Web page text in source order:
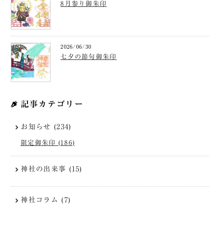
8月参り御朱印
2026/06/30
七夕の節句御朱印
記事カテゴリー
お知らせ (234)
限定御朱印 (186)
神社の出来事 (15)
神社コラム (7)